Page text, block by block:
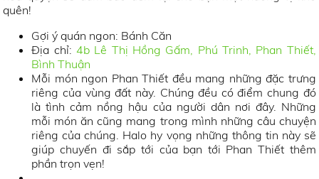
quên!
Gợi ý quán ngon: Bánh Căn
Địa chỉ:4b Lê Thị Hồng Gấm, Phú Trinh, Phan Thiết,
Bình Thuận
Mỗi món ngon Phan Thiết đều mang những đặc trưng
riêng của vùng đất này. Chúng đều có điểm chung đó
là tình cảm nồng hậu của người dân nơi đây. Những
mỗi món ăn cũng mang trong mình những câu chuyện
riêng của chúng. Halo hy vọng những thông tin này sẽ
giúp chuyến đi sắp tới của bạn tới Phan Thiết thêm
phần trọn vẹn!